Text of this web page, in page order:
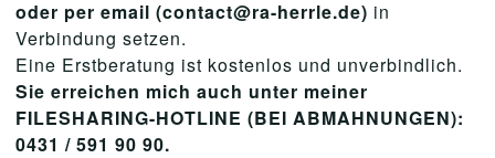
oder per email (contact@ra-herrle.de) in
Verbindung setzen.
Eine Erstberatung ist kostenlos und unverbindlich.
Sie erreichen mich auch unter meiner
FILESHARING-HOTLINE (BEI ABMAHNUNGEN):
0431 / 591 90 90.